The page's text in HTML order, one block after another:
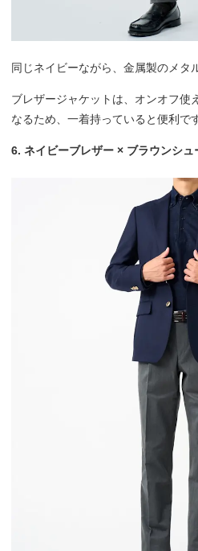
同じネイビーながら、金属製のメタ
ブレザージャケットは、オンオフ使
なるため、一着持っていると便利で
6. ネイビーブレザー × ブラウンシュ